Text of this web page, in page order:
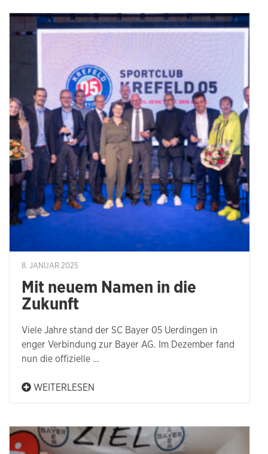
8. JANUAR 2025
Mit neuem Namen in die
Zukunft
Viele Jahre stand der SC Bayer 05 Uerdingen in
enger Verbindung zur Bayer AG. Im Dezember fand
nun die offizielle …
WEITERLESEN